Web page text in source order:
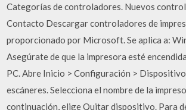
Categorías de controladores. Nuevos
Contacto Descargar controladores de
proporcionado por Microsoft. Se aplica a:
Asegúrate de que la impresora esté
PC. Abre Inicio > Configuración >
escáneres. Selecciona el nombre de la
continuación, elige Quitar dispositivo. Para